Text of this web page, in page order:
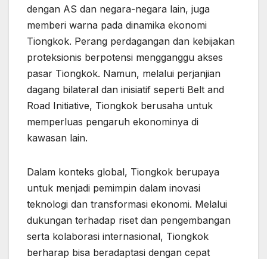
dengan AS dan negara-negara lain, juga
memberi warna pada dinamika ekonomi
Tiongkok. Perang perdagangan dan kebijakan
proteksionis berpotensi mengganggu akses
pasar Tiongkok. Namun, melalui perjanjian
dagang bilateral dan inisiatif seperti Belt and
Road Initiative, Tiongkok berusaha untuk
memperluas pengaruh ekonominya di
kawasan lain.
Dalam konteks global, Tiongkok berupaya
untuk menjadi pemimpin dalam inovasi
teknologi dan transformasi ekonomi. Melalui
dukungan terhadap riset dan pengembangan
serta kolaborasi internasional, Tiongkok
berharap bisa beradaptasi dengan cepat